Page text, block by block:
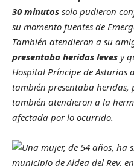
30 minutos solo pudieron
su momento fuentes de
También atendieron a su
presentaba heridas leves y
Hospital Príncipe de Asturias
también presentaba heridas,
también atendieron a la
afectada por lo ocurrido.